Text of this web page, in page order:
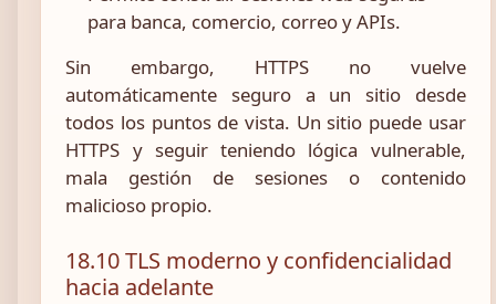
para banca, comercio, correo y APIs.
Sin embargo, HTTPS no vuelve
automáticamente seguro a un sitio desde
todos los puntos de vista. Un sitio puede usar
HTTPS y seguir teniendo lógica vulnerable,
mala gestión de sesiones o contenido
malicioso propio.
18.10 TLS moderno y confidencialidad
hacia adelante